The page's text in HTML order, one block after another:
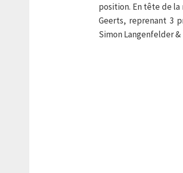
position. En tête de la
Geerts, reprenant 3
Simon Langenfelder